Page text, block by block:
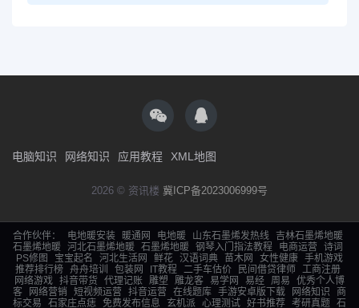
电脑知识 网络知识 应用教程 XML地图
2026 © 资讯楼 冀ICP备2023006999号
合作伙伴： 电地暖安装 暖通网 电地暖 山东石墨烯发热线
吉林石墨烯地暖
石墨烯地暖
河北石墨烯地暖 石墨烯地暖 钢琴入门指法教程 电商运营
诗词
PS修图
宝宝起名 河北生活网 鲜花 汉语词典 苗木网 女性健康 手机游戏
推荐排行榜
舟舟培训 包装网 IT教程 二手车估价 民间借贷律师
工商注册
网络游戏 抖音带货 代理记账 雕塑 雕龙客 易学网 易经 周易
优秀个人博
客
网络营销 短视频运营 抖音运营 在线题库 手游安卓版下载 网络知识
商
标交易
石家庄点痣 免费发布信息 玄机派 心理测试 好书推荐 考研真题
石